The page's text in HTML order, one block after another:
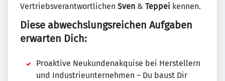
Vertriebsverantwortlichen Sven & Teppei kennen.
Diese abwechslungsreichen Aufgaben
erwarten Dich:
Proaktive Neukundenakquise bei Herstellern
und Industrieunternehmen – Du baust Dir